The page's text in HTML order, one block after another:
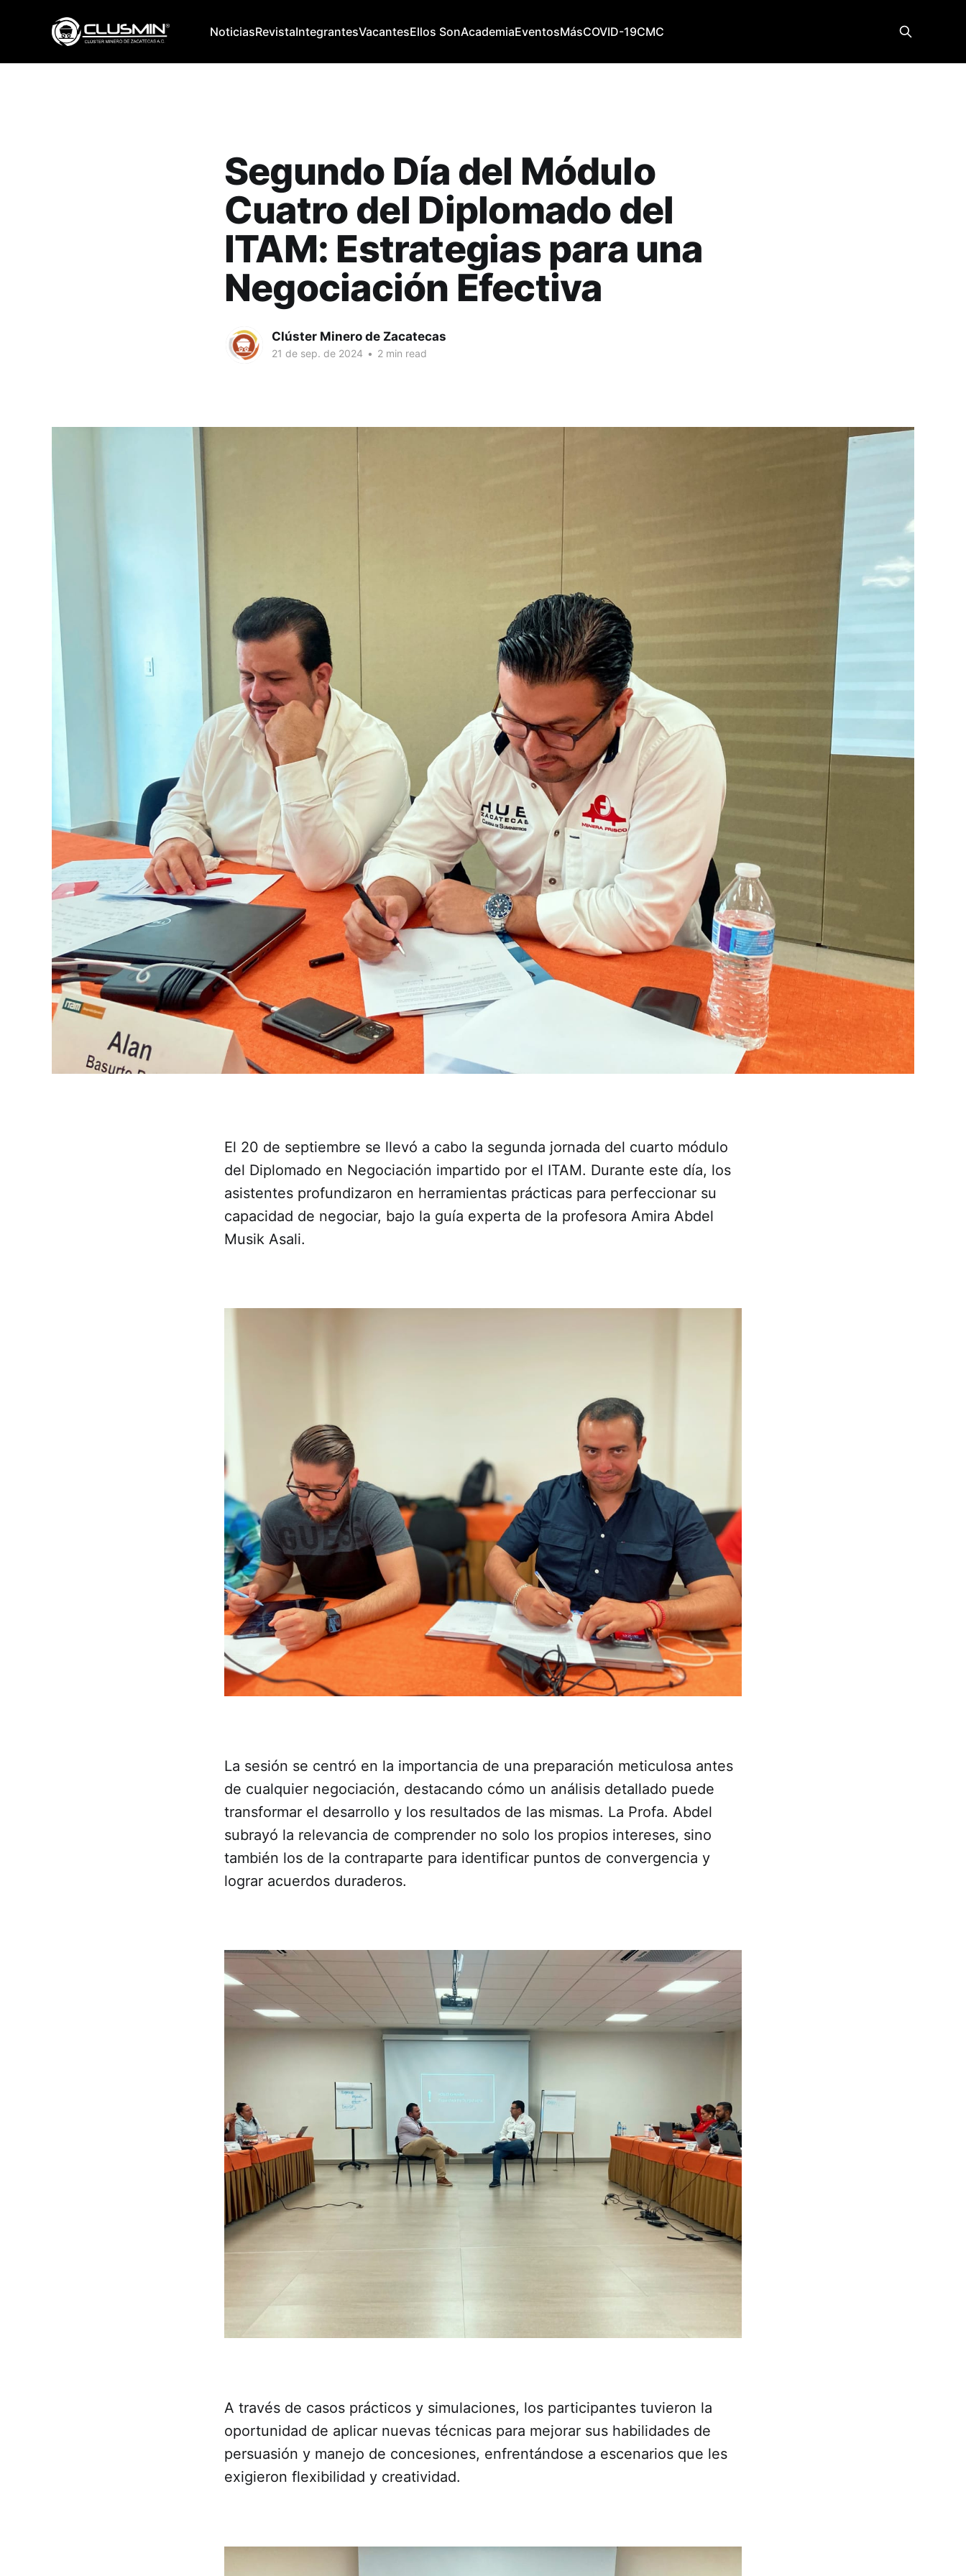
NoticiasRevistaIntegrantesVacantesEllos SonAcademiaEventosMásCOVID-19CMC
Segundo Día del Módulo
Cuatro del Diplomado del
ITAM: Estrategias para una
Negociación Efectiva
Clúster Minero de Zacatecas
21 de sep. de 2024 • 2 min read
El 20 de septiembre se llevó a cabo la segunda jornada del cuarto módulo
del Diplomado en Negociación impartido por el ITAM. Durante este día, los
asistentes profundizaron en herramientas prácticas para perfeccionar su
capacidad de negociar, bajo la guía experta de la profesora Amira Abdel
Musik Asali.
La sesión se centró en la importancia de una preparación meticulosa antes
de cualquier negociación, destacando cómo un análisis detallado puede
transformar el desarrollo y los resultados de las mismas. La Profa. Abdel
subrayó la relevancia de comprender no solo los propios intereses, sino
también los de la contraparte para identificar puntos de convergencia y
lograr acuerdos duraderos.
A través de casos prácticos y simulaciones, los participantes tuvieron la
oportunidad de aplicar nuevas técnicas para mejorar sus habilidades de
persuasión y manejo de concesiones, enfrentándose a escenarios que les
exigieron flexibilidad y creatividad.